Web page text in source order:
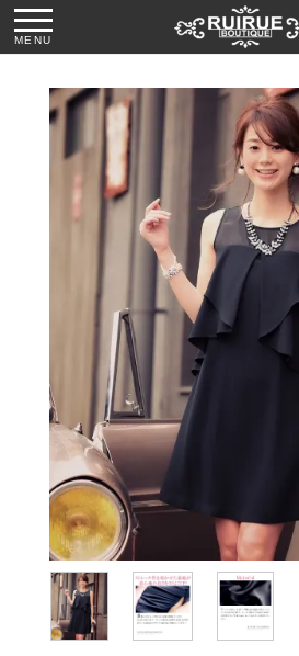
MENU
●格子柄刺繍レース
「BA1758」
●グリッターチャン
キーローヒールパ
●ビジ
スパ
レース
グ「